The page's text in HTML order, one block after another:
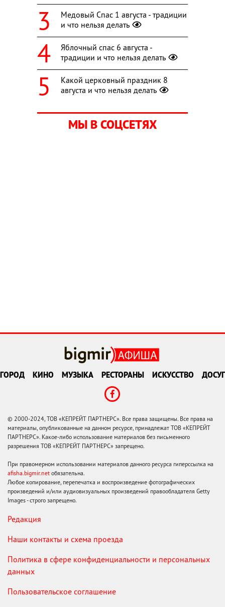
Медовый Спас 1 августа - традиции
и что нельзя делать
Яблочный спас 6 августа -
традиции и что нельзя делать
Какой церковный праздник 8
августа и что нельзя делать
МЫ В СОЦСЕТЯХ
ГОРОД КИНО МУЗЫКА РЕСТОРАНЫ ИСКУССТВО ДОСУГ
© 2000-2024, ТОВ «КЕПРЕЙТ ПАРТНЕРС». Все права защищены. Все права на
материалы, опубликованные на данном ресурсе, принадлежат ТОВ «КЕПРЕЙТ
ПАРТНЕРС». Какое-либо использование материалов без письменного
разрешения ТОВ «КЕПРЕЙТ ПАРТНЕРС» запрещено.
При правомерном использовании материалов данного ресурса гиперссылка на
afisha.bigmir.net обязательна.
Любое копирование, перепечатка и воспроизведение фотографических
произведений и/или аудиовизуальных произведений правообладателя Getty
Images - строго запрещено.
Редакция
Наши контакты и схема проезда
Политика в сфере конфиденциальности и персональных
данных
Пользовательское соглашение